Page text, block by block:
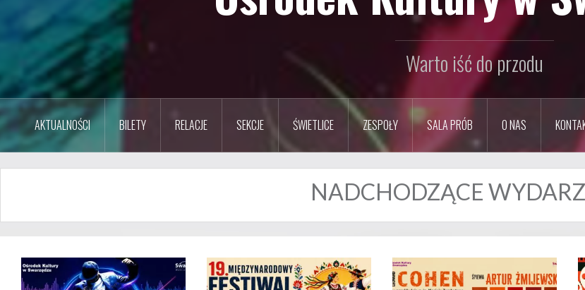
Warto iść do przodu
AKTUALNOŚCI BILETY RELACJE SEKCJE ŚWIETLICE ZESPOŁY SALA PRÓB O NAS
NADCHODZĄCE